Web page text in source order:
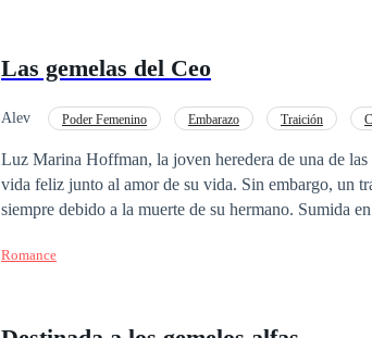
Las gemelas del Ceo
Alev Poder Femenino Embarazo Traición
Luz Marina Hoffman, la joven heredera de una de
vida feliz junto al amor de su vida. Sin embargo, un
siempre debido a la muerte de su hermano. Sumida
verdad: su amado se ha casado con su propia
Romance